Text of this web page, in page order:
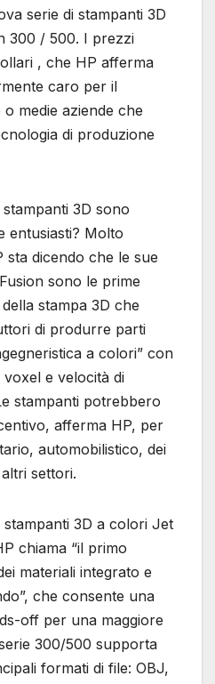
serie di stampanti 3D
300 / 500. I prezzi
, che HP afferma
caro per il
medie aziende che
di produzione
3D sono
entusiasti? Molto
sta dicendo che le sue
sono le prime
stampa 3D che
di produrre parti
a colori” con
e velocità di
stampanti potrebbero
afferma HP, per
automobilistico, dei
settori.
3D a colori Jet
chiama “il primo
materiali integrato e
che consente una
off per una maggiore
300/500 supporta
formati di file: OBJ,